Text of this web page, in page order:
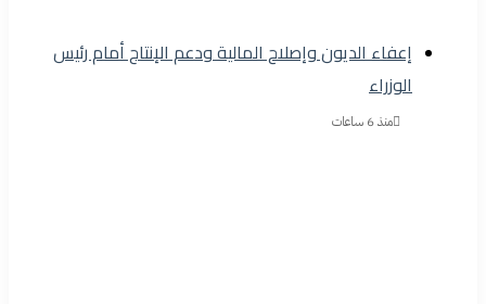
إعفاء الديون وإصلاح المالية ودعم الإنتاج أمام رئيس
الوزراء
منذ 6 ساعات